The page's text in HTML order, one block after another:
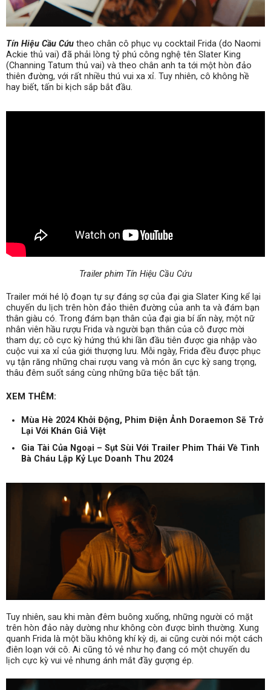
Tín Hiệu Cầu Cứu theo chân cô phục vụ cocktail Frida (do Naomi
Ackie thủ vai) đã phải lòng tỷ phú công nghệ tên Slater King
(Channing Tatum thủ vai) và theo chân anh ta tới một hòn đảo
thiên đường, với rất nhiều thú vui xa xỉ. Tuy nhiên, cô không hề
hay biết, tấn bi kịch sắp bắt đầu.
Trailer phim Tín Hiệu Cầu Cứu
Trailer mới hé lộ đoạn tự sự đáng sợ của đại gia Slater King kể lại
chuyến du lịch trên hòn đảo thiên đường của anh ta và đám bạn
thân giàu có. Trong đám bạn thân của đại gia bí ẩn này, một nữ
nhân viên hầu rượu Frida và người bạn thân của cô được mời
tham dự; cô cực kỳ hứng thú khi lần đầu tiên được gia nhập vào
cuộc vui xa xỉ của giới thượng lưu. Mỗi ngày, Frida đều được phục
vụ tận răng những chai rượu vang và món ăn cực kỳ sang trọng,
thâu đêm suốt sáng cùng những bữa tiệc bất tận.
XEM THÊM:
Mùa Hè 2024 Khởi Động, Phim Điện Ảnh Doraemon Sẽ Trở
Lại Với Khán Giả Việt
Gia Tài Của Ngoại – Sụt Sùi Với Trailer Phim Thái Về Tình
Bà Cháu Lập Kỷ Lục Doanh Thu 2024
Tuy nhiên, sau khi màn đêm buông xuống, những người có mặt
trên hòn đảo này dường như không còn được bình thường. Xung
quanh Frida là một bầu không khí kỳ dị, ai cũng cười nói một cách
điên loạn với cô. Ai cũng tỏ vẻ như họ đang có một chuyến du
lịch cực kỳ vui vẻ nhưng ánh mắt đầy gượng ép.